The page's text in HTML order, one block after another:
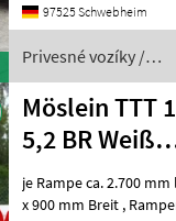
2 t ) am Aussenrahmen, 4
97525 Schwebheim
Privesné vozíky /
Möslein
Möslein TTT
5,2 BR Weiß
Neuer
je Rampe ca. 2.700 mm
x 900 mm Breit , Rampen